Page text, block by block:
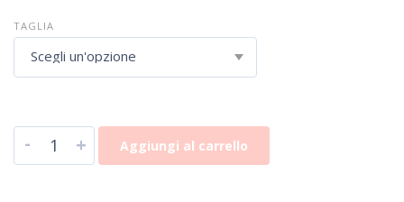
TAGLIA
Scegli un'opzione
- + Aggiungi al carrello